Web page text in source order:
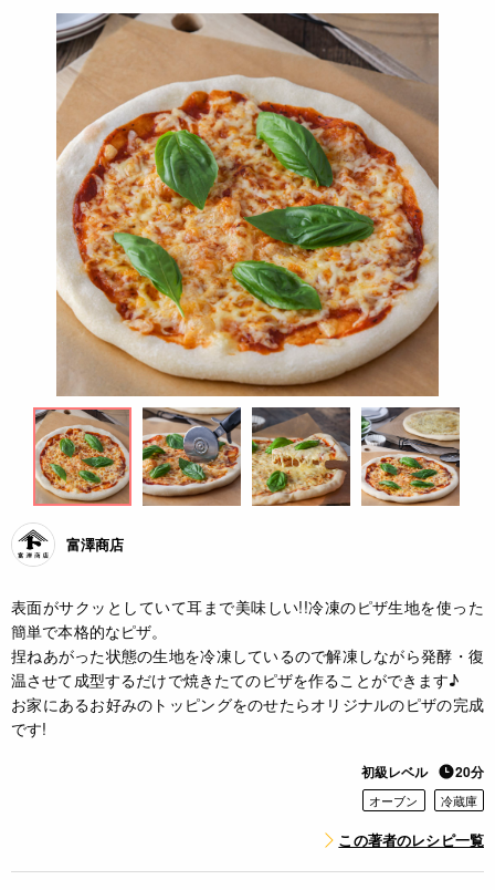
富澤商店
表面がサクッとしていて耳まで美味しい!!冷凍のピザ生地を使った
簡単で本格的なピザ。
捏ねあがった状態の生地を冷凍しているので解凍しながら発酵・復
温させて成型するだけで焼きたてのピザを作ることができます♪
お家にあるお好みのトッピングをのせたらオリジナルのピザの完成
です!
初級レベル 20分
オーブン 冷蔵庫
この著者のレシピ一覧